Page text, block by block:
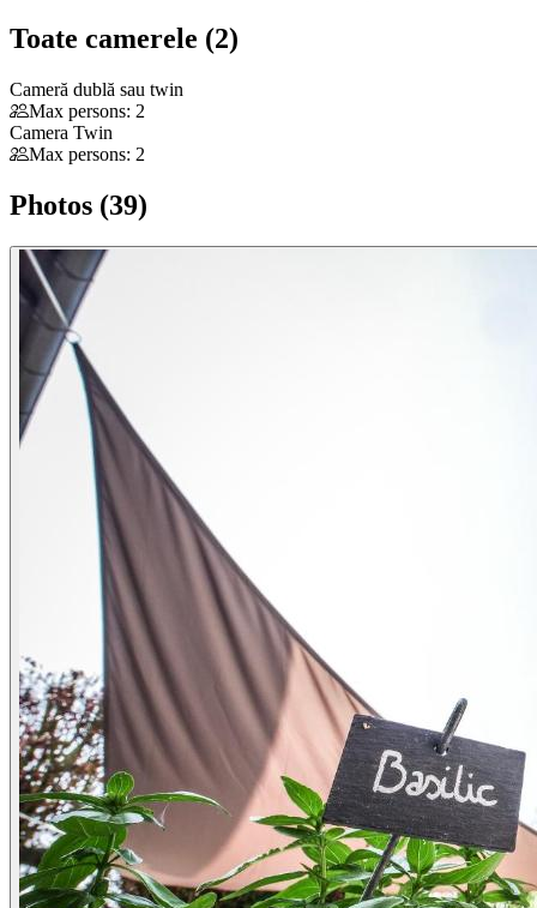
Toate camerele (2)
Cameră dublă sau twin
Max persons: 2
Camera Twin
Max persons: 2
Photos (39)